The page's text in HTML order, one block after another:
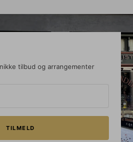
tilbud og arrangementer
TILMELD